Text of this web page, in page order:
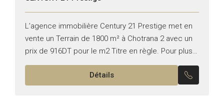
L’agence immobilière Century 21 Prestige met en
vente un Terrain de 1800 m² à Chotrana 2 avec un
prix de 916DT pour le m2 Titre en règle. Pour plus
d’informations ou pour...
Détails